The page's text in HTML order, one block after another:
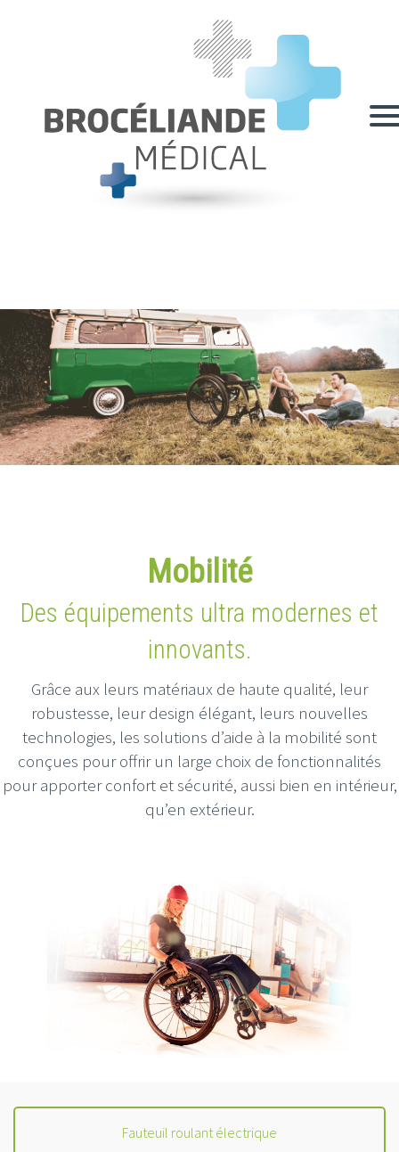
Mobilité
Des équipements ultra modernes et
innovants.
Grâce aux leurs matériaux de haute qualité, leur
robustesse, leur design élégant, leurs nouvelles
technologies, les solutions d’aide à la mobilité sont
conçues pour offrir un large choix de fonctionnalités
pour apporter confort et sécurité, aussi bien en intérieur,
qu’en extérieur.
Fauteuil roulant électrique